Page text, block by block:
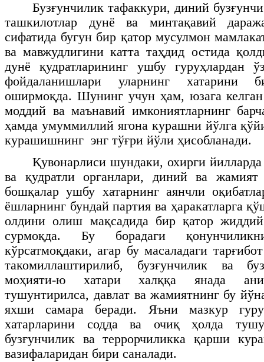
Бузғунчилик тафаккури, диний
ташкилотлар дунё ва минтақавий
сифатида бугун бир қатор мусулмон
ва мавжудлигини катта таҳдид остида
дунё қудратларининг ушбу гуруҳлардан
фойдаланишлари уларнинг хатарини
оширмоқда. Шунинг учун ҳам, юзага
моддий ва маънавий имкониятларнинг
ҳамда умуммиллий ягона курашни йўлга
курашишнинг энг тўғри йўли ҳисобланади.
Қувонарлиси шундаки, охирги
ва қудратли органлари, диний ва жамият
бошқалар ушбу хатарнинг аянчли
ёшларнинг бундай партия ва ҳаракатларга
олдини олиш мақсадида бир қатор
сурмоқда. Бу борадаги
кўрсатмоқдаки, агар бу масаладаги
такомиллаштирилиб, бузғунчилик ва
моҳияти-ю хатари халққа янада
тушунтирилса, давлат ва жамиятнинг бу
яхши самара беради. Яъни мазкур
хатарларини содда ва очиқ ҳолда
бузғунчилик ва террорчиликка қарши
вазифаларидан бири саналади.